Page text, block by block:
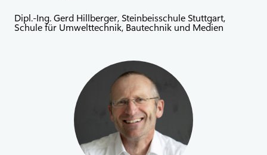
Dipl.-Ing. Gerd Hillberger, Steinbeisschule Stuttgart,
Schule für Umwelttechnik, Bautechnik und Medien